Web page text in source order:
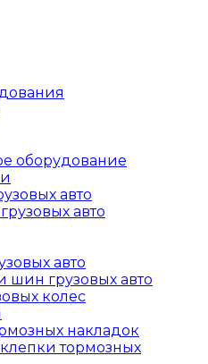
оборудование
авто
авто
авто
шин грузовых авто
колес
накладок
тормозных